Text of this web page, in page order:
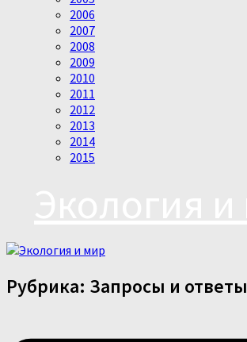
2006
2007
2008
2009
2010
2011
2012
2013
2014
2015
Рубрика: Запросы и ответы